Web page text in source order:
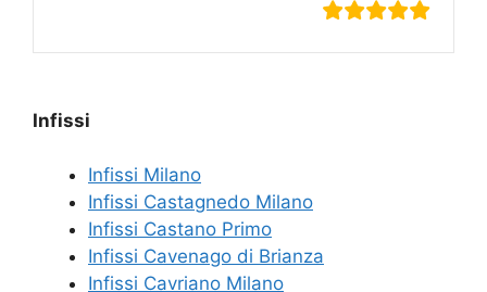
Infissi
Infissi Milano
Infissi Castagnedo Milano
Infissi Castano Primo
Infissi Cavenago di Brianza
Infissi Cavriano Milano